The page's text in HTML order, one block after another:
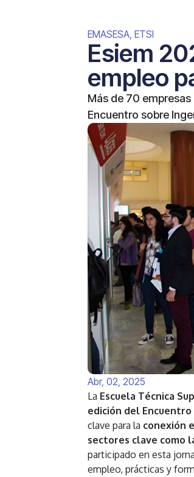
EMASESA ,ETSI
Esiem
empleo
Más de 70
Encuentro sobre
Abr, 02, 2025
La Escuela Técnica
edición del Encuentro
clave para la conexión
sectores clave como
participado en esta
empleo, prácticas y